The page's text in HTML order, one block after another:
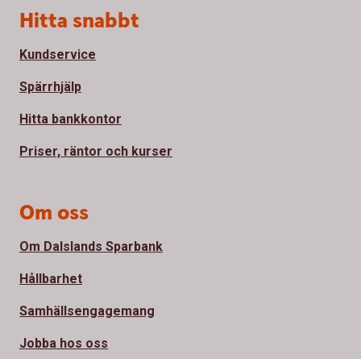
Sidfot
Hitta snabbt
Kundservice
Spärrhjälp
Hitta bankkontor
Priser, räntor och kurser
Om oss
Om Dalslands Sparbank
Hållbarhet
Samhällsengagemang
Jobba hos oss